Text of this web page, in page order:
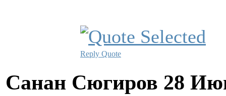
Reply Quote
Санан Сюгиров 28